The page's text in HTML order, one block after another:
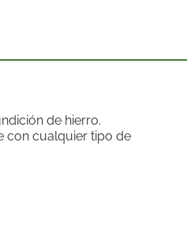
de hierro.
con cualquier tipo de